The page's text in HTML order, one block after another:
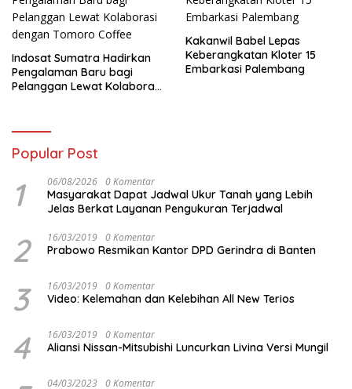
Indosat Sumatra Hadirkan
Pengalaman Baru bagi
Pelanggan Lewat Kolaborasi
Kakanwil Babel Lepas
Keberangkatan Kloter 15
Embarkasi Palembang
Popular Post
1 06/08/2026 0 Komentar
Masyarakat Dapat Jadwal Ukur Tanah yang Lebih
Jelas Berkat Layanan Pengukuran Terjadwal
2 16/03/2019 0 Komentar
Prabowo Resmikan Kantor DPD Gerindra di Banten
3 16/03/2019 0 Komentar
Video: Kelemahan dan Kelebihan All New Terios
4 16/03/2019 0 Komentar
Aliansi Nissan-Mitsubishi Luncurkan Livina Versi Mungil
04/03/2023 0 Komentar